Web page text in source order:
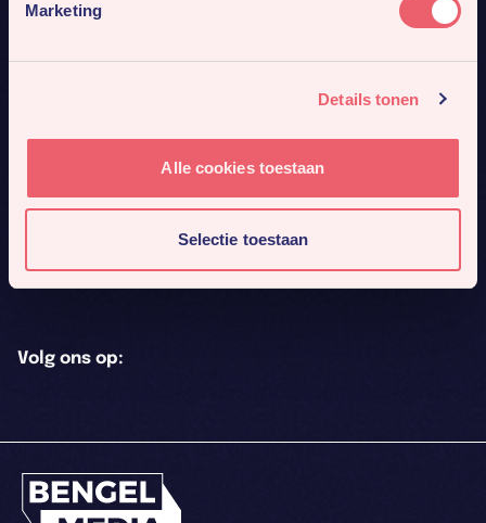
Marketing
Details tonen
Alle cookies toestaan
Selectie toestaan
Media inkoop
Amsterdam
1119 PB Schiphol-Rijk
Ede
Keesomstraat 31
6717AH Ede
0318 62 71 50
contact@bengelmedia.nl
Volg ons op: